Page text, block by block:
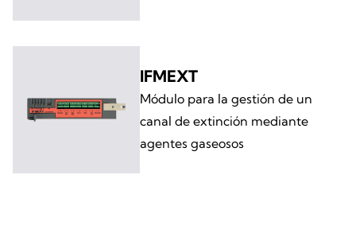
IFMEXT
Módulo para la gestión de un
canal de extinción mediante
agentes gaseosos